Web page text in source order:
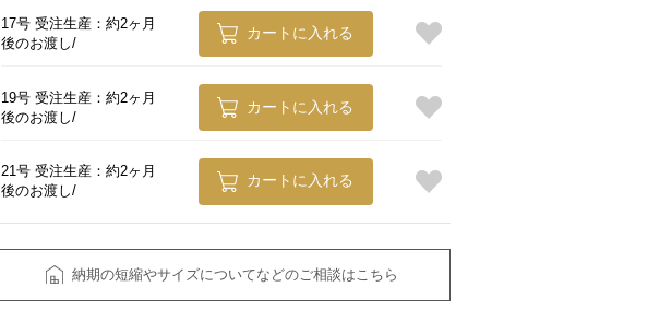
17号 受注生産：約2ヶ月
後のお渡し
カートに入れる
19号 受注生産：約2ヶ月
後のお渡し
カートに入れる
21号 受注生産：約2ヶ月
後のお渡し
カートに入れる
納期の短縮やサイズについてなどのご相談はこちら